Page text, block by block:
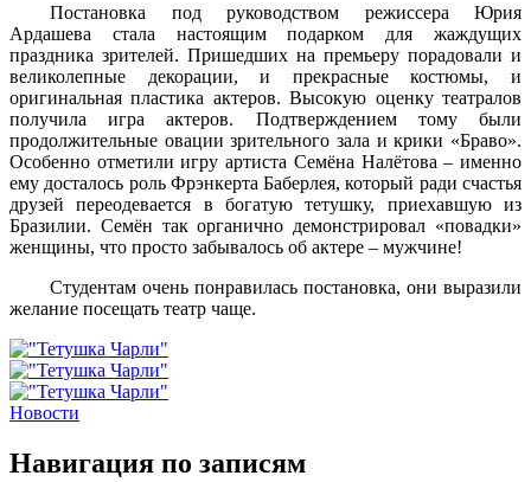
Постановка под руководством режиссера Юрия
Ардашева стала настоящим подарком для жаждущих
праздника зрителей. Пришедших на премьеру порадовали и
великолепные декорации, и прекрасные костюмы, и
оригинальная пластика актеров. Высокую оценку театралов
получила игра актеров. Подтверждением тому были
продолжительные овации зрительного зала и крики «Браво».
Особенно отметили игру артиста Семёна Налётова – именно
ему досталось роль Фрэнкерта Баберлея, который ради счастья
друзей переодевается в богатую тетушку, приехавшую из
Бразилии. Семён так органично демонстрировал «повадки»
женщины, что просто забывалось об актере – мужчине!
Студентам очень понравилась постановка, они выразили
желание посещать театр чаще.
Новости
Навигация по записям